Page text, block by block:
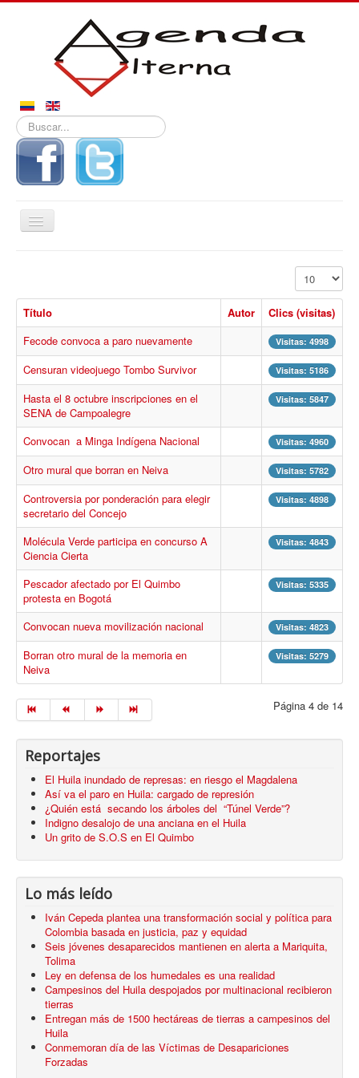
Buscar...
Alternar
navegación
Derechos
Reportajes
Procesos
Cultura
Región
La Agenda
Mostrar #
Título Autor
Clics (visitas)
Fecode convoca a paro nuevamente
Visitas: 4998
Censuran videojuego Tombo Survivor Visitas: 5186
Hasta el 8 octubre inscripciones en el
SENA de Campoalegre
Visitas: 5847
Convocan a Minga Indígena Nacional Visitas: 4960
Otro mural que borran en Neiva Visitas: 5782
Controversia por ponderación para elegir
secretario del Concejo
Visitas: 4898
Molécula Verde participa en concurso A
Ciencia Cierta
Visitas: 4843
Pescador afectado por El Quimbo
protesta en Bogotá
Visitas: 5335
Convocan nueva movilización nacional Visitas: 4823
Borran otro mural de la memoria en
Neiva
Visitas: 5279
Página 4 de 14
Reportajes
El Huila inundado de represas: en riesgo el Magdalena
Así va el paro en Huila: cargado de represión
¿Quién está secando los árboles del “Túnel Verde”?
Indigno desalojo de una anciana en el Huila
Un grito de S.O.S en El Quimbo
Lo más leído
Iván Cepeda plantea una transformación social y política para
Colombia basada en justicia, paz y equidad
Seis jóvenes desaparecidos mantienen en alerta a Mariquita,
Tolima
Ley en defensa de los humedales es una realidad
Campesinos del Huila despojados por multinacional recibieron
tierras
Entregan más de 1500 hectáreas de tierras a campesinos del
Huila
Conmemoran día de las Víctimas de Desapariciones
Forzadas